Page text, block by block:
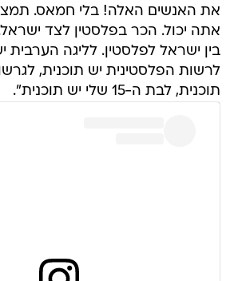
את האנשים האלה! בלי חמאס.
אתה יכול. הכר בפלסטין לצד
בין ישראל לפלסטין. לליגה הערבית
לרשות הפלסטינית יש תוכנית,
תוכנית, לבת ה-15 שלי יש תוכנית".